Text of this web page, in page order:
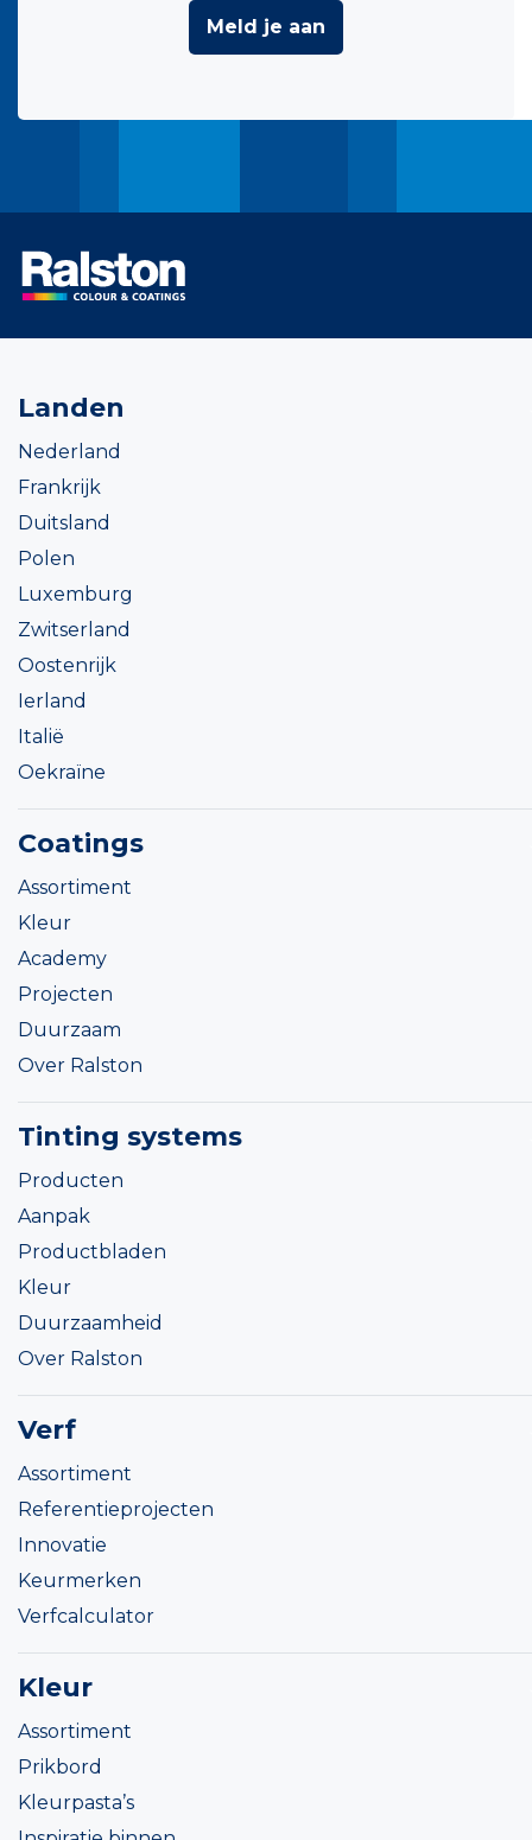
Meld je aan
Landen
Nederland
Frankrijk
Duitsland
Polen
Luxemburg
Zwitserland
Oostenrijk
Ierland
Italië
Oekraïne
Coatings
Assortiment
Kleur
Academy
Projecten
Duurzaam
Over Ralston
Tinting systems
Producten
Aanpak
Productbladen
Kleur
Duurzaamheid
Over Ralston
Verf
Assortiment
Referentieprojecten
Innovatie
Keurmerken
Verfcalculator
Kleur
Assortiment
Prikbord
Kleurpasta’s